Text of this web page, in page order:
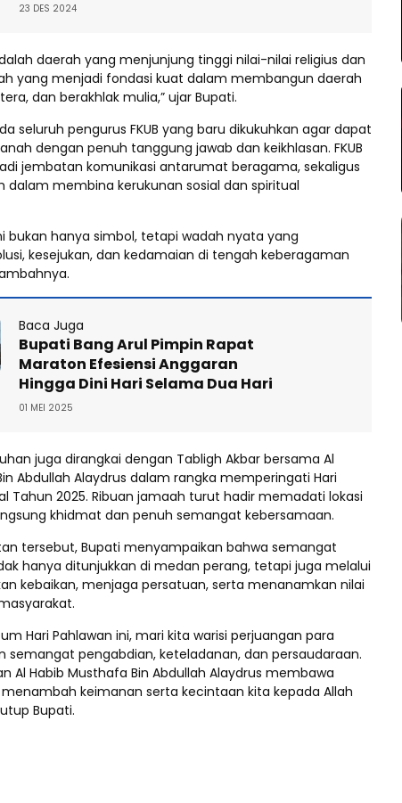
23 DES 2024
daerah yang menjunjung tinggi nilai-nilai religius dan
yang menjadi fondasi kuat dalam membangun daerah
dan berakhlak mulia,” ujar Bupati.
seluruh pengurus FKUB yang baru dikukuhkan agar dapat
dengan penuh tanggung jawab dan keikhlasan. FKUB
jembatan komunikasi antarumat beragama, sekaligus
membina kerukunan sosial dan spiritual
bukan hanya simbol, tetapi wadah nyata yang
kesejukan, dan kedamaian di tengah keberagaman
Baca Juga
Bupati Bang Arul Pimpin Rapat
Maraton Efesiensi Anggaran
Hingga Dini Hari Selama Dua Hari
01 MEI 2025
juga dirangkai dengan Tabligh Akbar bersama Al
Abdullah Alaydrus dalam rangka memperingati Hari
Tahun 2025. Ribuan jamaah turut hadir memadati lokasi
khidmat dan penuh semangat kebersamaan.
tersebut, Bupati menyampaikan bahwa semangat
hanya ditunjukkan di medan perang, tetapi juga melalui
kebaikan, menjaga persatuan, serta menanamkan nilai
Hari Pahlawan ini, mari kita warisi perjuangan para
semangat pengabdian, keteladanan, dan persaudaraan.
Al Habib Musthafa Bin Abdullah Alaydrus membawa
keimanan serta kecintaan kita kepada Allah
Bupati.